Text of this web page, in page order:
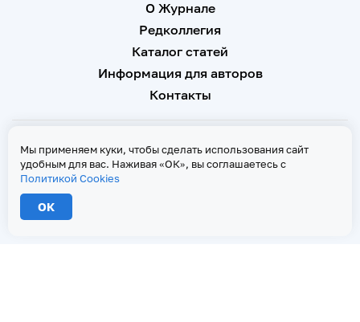
О Журнале
Редколлегия
Каталог статей
Информация для авторов
Контакты
При копировании текстов ссылка на страницу-первоисточник обязательна
Свидетельство о регистрации Эл № ФС 77 - 67146 от 16
сентября 2016 г
Мы применяем куки, чтобы сделать использования сайт
удобным для вас. Наживая «ОК», вы соглашаетесь с
Политикой Cookies
ОК